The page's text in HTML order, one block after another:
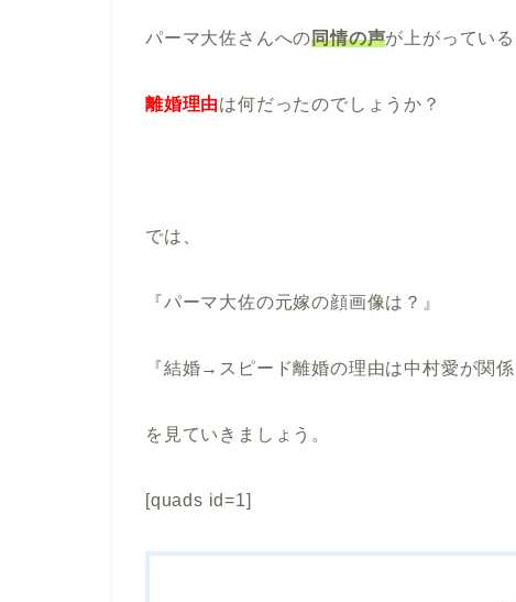
パーマ大佐さんへの同情の声が上がっている
離婚理由は何だったのでしょうか？
では、
『パーマ大佐の元嫁の顔画像は？』
『結婚→スピード離婚の理由は中村愛が関係
を見ていきましょう。
[quads id=1]